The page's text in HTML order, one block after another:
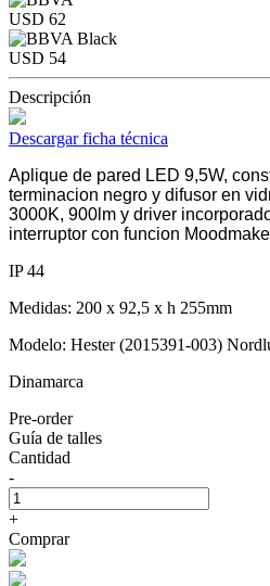
USD 62
USD 54
Descripción
Descargar ficha técnica
Aplique de pared LED 9,5W,
terminacion negro y difusor en
3000K, 900lm y driver
interruptor con funcion
IP 44
Medidas: 200 x 92,5 x h 255mm
Modelo: Hester (2015391-003)
Dinamarca
Pre-order
Guía de talles
Cantidad
-
+
Comprar